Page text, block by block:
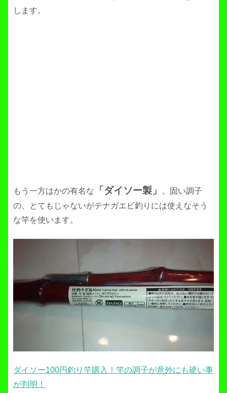
します。
もう一方はかの有名な 「ダイソー製」
。固い調子
の、とてもじゃないがテナガエビ釣りには使えなそう
な竿を使います。
ダイソー100円釣り竿購入！竿の調子が意外にも硬い事
が判明！